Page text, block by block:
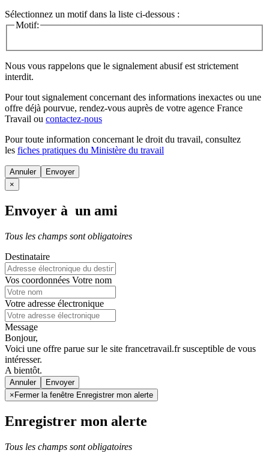
Sélectionnez un motif dans la liste ci-dessous :
Motif:
Nous vous rappelons que le signalement abusif est strictement
interdit.
Pour tout signalement concernant des informations inexactes ou une
offre déjà pourvue, rendez-vous auprès de votre agence France
Travail ou contactez-nous
Pour toute information concernant le droit du travail, consultez
les fiches pratiques du Ministère du travail
Annuler
×
Envoyer à un ami
Tous les champs sont obligatoires
Destinataire
Vos coordonnées Votre nom
Votre adresse électronique
Message
Bonjour,
Voici une offre parue sur le site francetravail.fr susceptible de vous
intéresser.
A bientôt.
Annuler
× Fermer la fenêtre Enregistrer mon alerte
Enregistrer mon alerte
Tous les champs sont obligatoires